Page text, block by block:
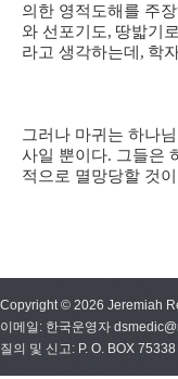
의한 영적도해를 주장
와 선포기도, 땅밟기
라고 생각하는데 , 학
그러나 마귀는 하나
사일 뿐이다. 그들은
적으로 멸망당할 것
Copyright © 2026 Jeremiah
이메일: 한국운영자
질의 및 신고: P. O. BOX